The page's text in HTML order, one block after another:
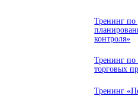
Тренинг
контроля»
Тренинг по
торговых
Тренинг